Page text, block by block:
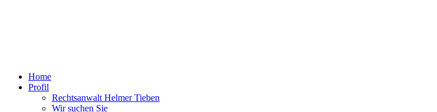
Home
Profil
Rechtsanwalt Helmer Tieben
Wir suchen Sie